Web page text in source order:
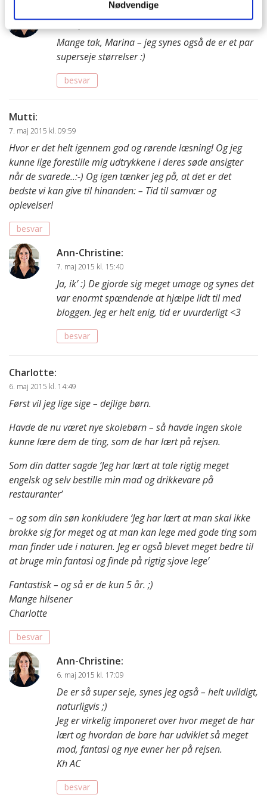
Nødvendige
Ann-Christine:
Mange tak, Marina – jeg synes også de er et par
superseje størrelser :)
besvar
Mutti:
7. maj 2015 kl. 09:59
Hvor er det helt igennem god og rørende læsning! Og jeg
kunne lige forestille mig udtrykkene i deres søde ansigter
når de svarede..:-) Og igen tænker jeg på, at det er det
bedste vi kan give til hinanden: – Tid til samvær og
oplevelser!
besvar
Ann-Christine:
7. maj 2015 kl. 15:40
Ja, ik’ :) De gjorde sig meget umage og synes det
var enormt spændende at hjælpe lidt til med
bloggen. Jeg er helt enig, tid er uvurderligt <3
besvar
Charlotte:
6. maj 2015 kl. 14:49
Først vil jeg lige sige – dejlige børn.
Havde de nu været nye skolebørn – så havde ingen skole
kunne lære dem de ting, som de har lært på rejsen.
Som din datter sagde ‘Jeg har lært at tale rigtig meget
engelsk og selv bestille min mad og drikkevare på
restauranter’
– og som din søn konkludere ‘Jeg har lært at man skal ikke
brokke sig for meget og at man kan lege med gode ting som
man finder ude i naturen. Jeg er også blevet meget bedre til
at bruge min fantasi og finde på rigtig sjove lege’
Fantastisk – og så er de kun 5 år. ;)
Mange hilsener
Charlotte
besvar
Ann-Christine:
6. maj 2015 kl. 17:09
De er så super seje, synes jeg også – helt uvildigt,
naturligvis ;)
Jeg er virkelig imponeret over hvor meget de har
lært og hvordan de bare har udviklet så meget
mod, fantasi og nye evner her på rejsen.
Kh AC
besvar